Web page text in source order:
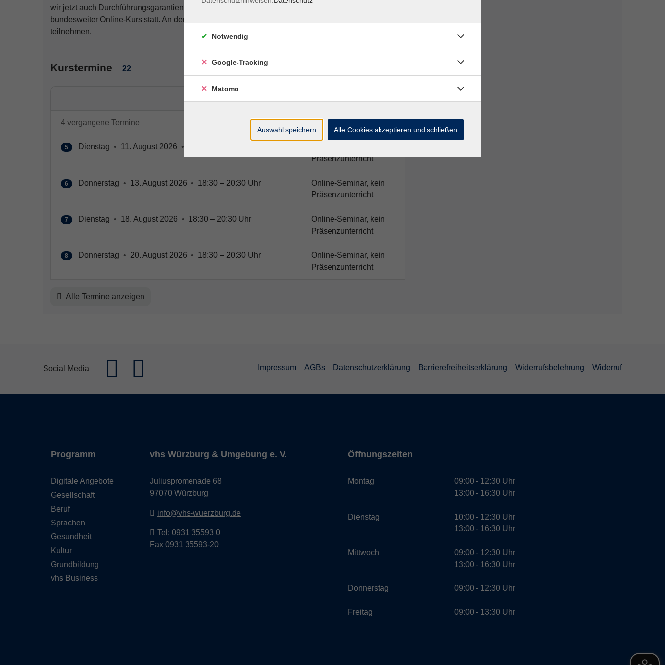
wir jetzt auch Durchführungsgarantien für wenig besuchte Kurse geben. Der Kurs findet als
bundesweiter Online-Kurs statt. An den Live-Online-Seminaren können Sie bequem von zu Hause
teilnehmen.
Kurstermine 22
4 vergangene Termine
5 Dienstag • 11. August 2026 •
Präsenzunterricht
6 Donnerstag • 13. August 2026 • 18:30 – 20:30 Uhr
Online-Seminar, kein
Präsenzunterricht
7 Dienstag • 18. August 2026 • 18:30 – 20:30 Uhr
Online-Seminar, kein
Präsenzunterricht
8 Donnerstag • 20. August 2026 • 18:30 – 20:30 Uhr
Online-Seminar, kein
Präsenzunterricht
Alle Termine anzeigen
Social Media Impressum AGBs Datenschutzerklärung Barrierefreiheitserklärung Widerrufsbelehrung Widerruf
Programm
Digitale Angebote
Gesellschaft
Beruf
Sprachen
Gesundheit
Kultur
Grundbildung
vhs Business
vhs Würzburg & Umgebung e. V.
Juliuspromenade 68
97070 Würzburg
info@vhs-wuerzburg.de
Tel: 0931 35593 0
Fax 0931 35593-20
Öffnungszeiten
Montag
Dienstag
Mittwoch
Donnerstag
Freitag
09:00 - 12:30 Uhr
13:00 - 16:30 Uhr
10:00 - 12:30 Uhr
13:00 - 16:30 Uhr
09:00 - 12:30 Uhr
13:00 - 16:30 Uhr
09:00 - 12:30 Uhr
09:00 - 13:30 Uhr
Notwendig
Google-Tracking
Matomo
Auswahl speichern Alle Cookies akzeptieren und schließen